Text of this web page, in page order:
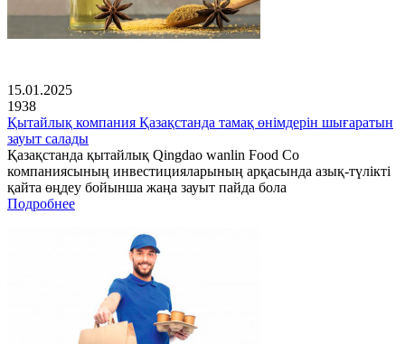
15.01.2025
1938
Қытайлық компания Қазақстанда тамақ өнімдерін шығаратын
зауыт салады
Қазақстанда қытайлық Qingdao wanlin Food Co
компаниясының инвестицияларының арқасында азық-түлікті
қайта өңдеу бойынша жаңа зауыт пайда бола
Подробнее